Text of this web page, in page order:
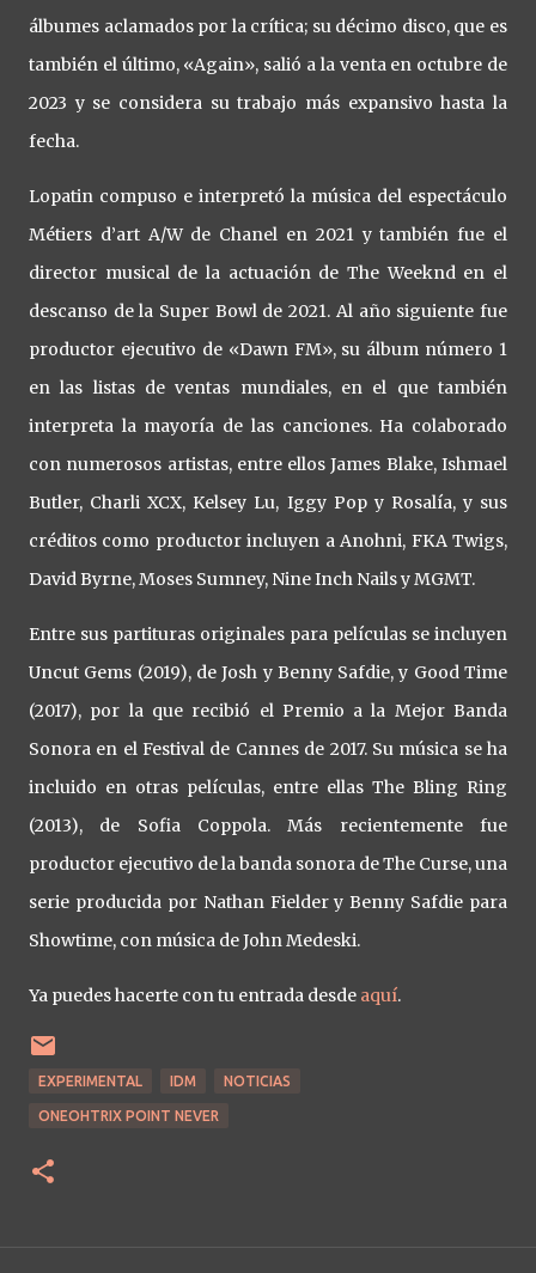
álbumes aclamados por la crítica; su décimo disco, que es
también el último, «Again», salió a la venta en octubre de
2023 y se considera su trabajo más expansivo hasta la
fecha.
Lopatin compuso e interpretó la música del espectáculo
Métiers d’art A/W de Chanel en 2021 y también fue el
director musical de la actuación de The Weeknd en el
descanso de la Super Bowl de 2021. Al año siguiente fue
productor ejecutivo de «Dawn FM», su álbum número 1
en las listas de ventas mundiales, en el que también
interpreta la mayoría de las canciones. Ha colaborado
con numerosos artistas, entre ellos James Blake, Ishmael
Butler, Charli XCX, Kelsey Lu, Iggy Pop y Rosalía, y sus
créditos como productor incluyen a Anohni, FKA Twigs,
David Byrne, Moses Sumney, Nine Inch Nails y MGMT.
Entre sus partituras originales para películas se incluyen
Uncut Gems (2019), de Josh y Benny Safdie, y Good Time
(2017), por la que recibió el Premio a la Mejor Banda
Sonora en el Festival de Cannes de 2017. Su música se ha
incluido en otras películas, entre ellas The Bling Ring
(2013), de Sofia Coppola. Más recientemente fue
productor ejecutivo de la banda sonora de The Curse, una
serie producida por Nathan Fielder y Benny Safdie para
Showtime, con música de John Medeski.
Ya puedes hacerte con tu entrada desde aquí.
EXPERIMENTAL IDM NOTICIAS
ONEOHTRIX POINT NEVER